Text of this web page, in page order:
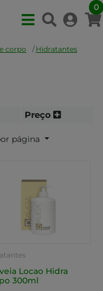
0
corpo Hidratantes
Preço
página
Locao Hidra
300ml